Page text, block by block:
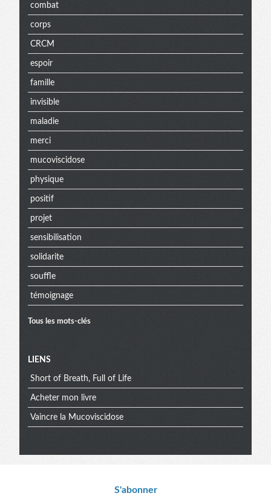
combat
corps
CRCM
espoir
famille
invisible
maladie
merci
mucoviscidose
physique
positif
projet
sensibilisation
solidarite
souffle
témoignage
Tous les mots-clés
Menu
extra
LIENS
Short of Breath, Full of Life
Acheter mon livre
Vaincre la Mucoviscidose
S'abonner